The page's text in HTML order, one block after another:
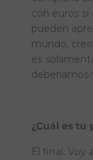
con euros si
pueden
mundo,
es
deberíamos
¿Cuál es
El final. Voy